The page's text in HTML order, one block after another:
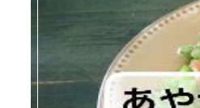
読売テレビ
放映日：2025
29分から放